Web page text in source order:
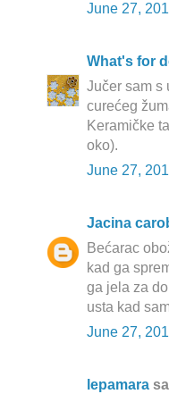
June 27,
What's for
Jučer sam s
curećeg
Keramičke
oko).
June 27,
Jacina
Bećarac
kad ga
ga jela za
usta kad
June 27,
lepamara